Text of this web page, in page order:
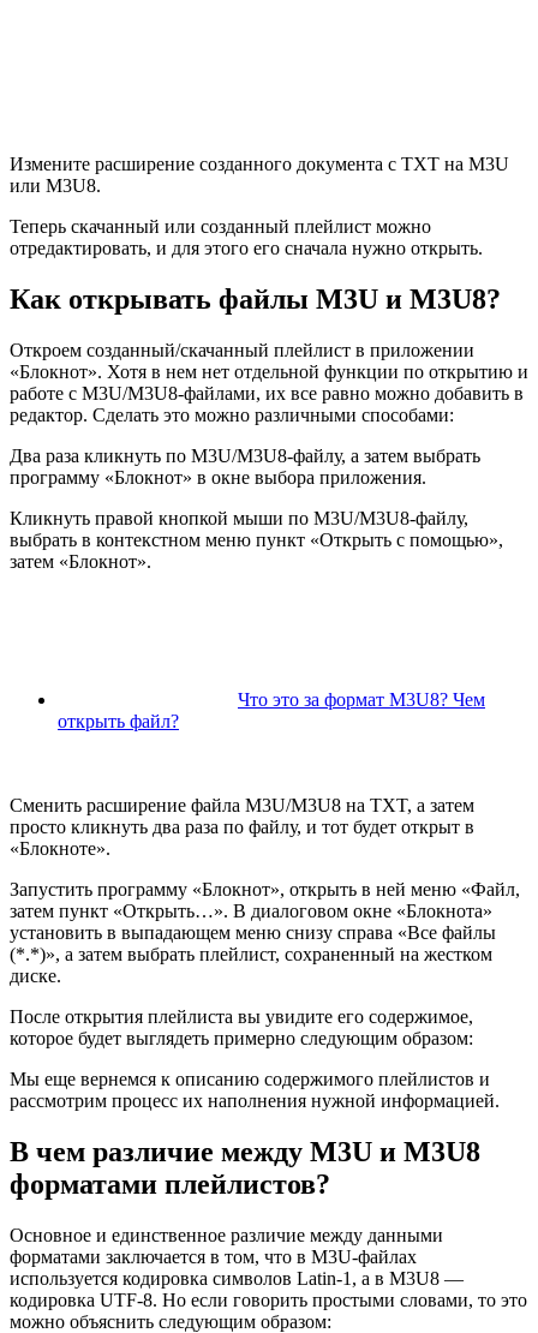
Измените расширение созданного документа с TXT на M3U
или M3U8.
Теперь скачанный или созданный плейлист можно
отредактировать, и для этого его сначала нужно открыть.
Как открывать файлы M3U и M3U8?
Откроем созданный/скачанный плейлист в приложении
«Блокнот». Хотя в нем нет отдельной функции по открытию и
работе с M3U/M3U8-файлами, их все равно можно добавить в
редактор. Сделать это можно различными способами:
Два раза кликнуть по M3U/M3U8-файлу, а затем выбрать
программу «Блокнот» в окне выбора приложения.
Кликнуть правой кнопкой мыши по M3U/M3U8-файлу,
выбрать в контекстном меню пункт «Открыть с помощью»,
затем «Блокнот».
Что это за формат M3U8? Чем
открыть файл?
Сменить расширение файла M3U/M3U8 на TXT, а затем
просто кликнуть два раза по файлу, и тот будет открыт в
«Блокноте».
Запустить программу «Блокнот», открыть в ней меню «Файл,
затем пункт «Открыть…». В диалоговом окне «Блокнота»
установить в выпадающем меню снизу справа «Все файлы
(*.*)», а затем выбрать плейлист, сохраненный на жестком
диске.
После открытия плейлиста вы увидите его содержимое,
которое будет выглядеть примерно следующим образом:
Мы еще вернемся к описанию содержимого плейлистов и
рассмотрим процесс их наполнения нужной информацией.
В чем различие между M3U и M3U8
форматами плейлистов?
Основное и единственное различие между данными
форматами заключается в том, что в M3U-файлах
используется кодировка символов Latin-1, а в M3U8 —
кодировка UTF-8. Но если говорить простыми словами, то это
можно объяснить следующим образом: